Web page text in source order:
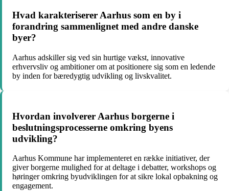
Hvad karakteriserer Aarhus som en by i
forandring sammenlignet med andre danske
byer?
Aarhus adskiller sig ved sin hurtige vækst, innovative
erhvervsliv og ambitioner om at positionere sig som en ledende
by inden for bæredygtig udvikling og livskvalitet.
Hvordan involverer Aarhus borgerne i
beslutningsprocesserne omkring byens
udvikling?
Aarhus Kommune har implementeret en række initiativer, der
giver borgerne mulighed for at deltage i debatter, workshops og
høringer omkring byudviklingen for at sikre lokal opbakning og
engagement.